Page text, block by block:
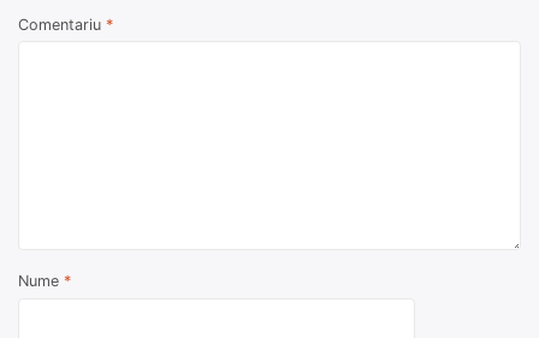
Comentariu *
Nume *